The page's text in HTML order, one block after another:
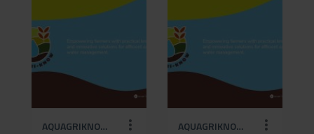
AQUAGRIKNOW (8).jpg AQUAGRIKNOW.jpg